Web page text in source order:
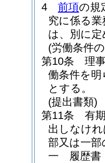
4
前項の規
究に係る
は、別に
(労働条件
第10条
理
働条件を
とする。
(提出書類)
第11条
有
出しなけ
部又は一
一
履歴書